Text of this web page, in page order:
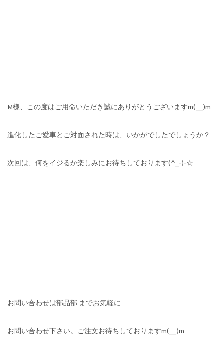
M様、この度はご用命いただき誠にありがとうございますm(__)m
進化したご愛車とご対面された時は、いかがでしたでしょうか？
次回は、何をイジるか楽しみにお待ちしております(^_-)-☆
お問い合わせは部品部 までお気軽に
お問い合わせ下さい。ご注文お待ちしておりますm(__)m